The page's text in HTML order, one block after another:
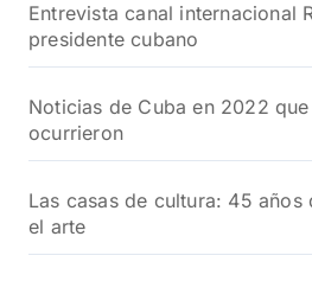
Entrevista canal internacional
presidente cubano
Noticias de Cuba en 2022
ocurrieron
Las casas de cultura: 45 años
el arte